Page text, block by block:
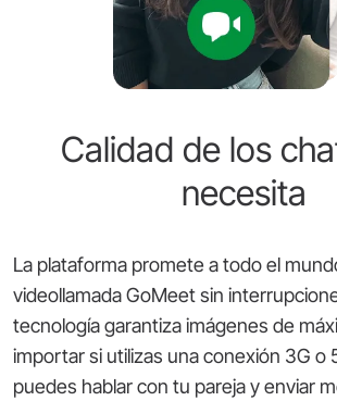
Calidad de los
necesita
La plataforma promete a todo el
videollamada GoMeet sin
tecnología garantiza imágenes de
importar si utilizas una conexión 3G o
puedes hablar con tu pareja y enviar